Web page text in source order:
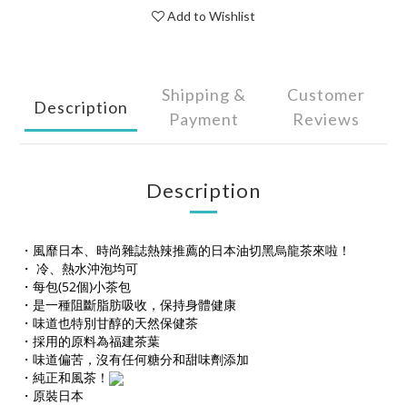
Add to Wishlist
Description
Shipping &
Payment
Customer
Reviews
Description
・風靡日本、時尚雜誌熱辣推薦的日本油切黑烏龍茶來啦！
・ 冷、熱水沖泡均可
・每包(52個)小茶包
・是一種阻斷脂肪吸收，保持身體健康
・味道也特別甘醇的天然保健茶
・採用的原料為福建茶葉
・味道偏苦，沒有任何糖分和甜味劑添加
・純正和風茶！
・原裝日本